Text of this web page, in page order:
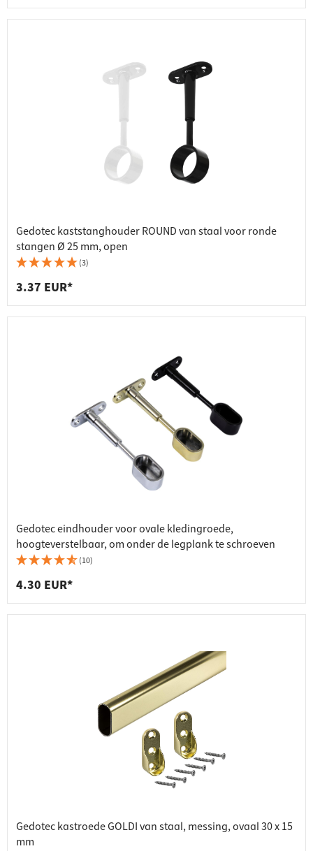
Gedotec kaststanghouder ROUND van staal voor ronde
stangen Ø 25 mm, open
(3)
3.37 EUR*
Gedotec eindhouder voor ovale kledingroede,
hoogteverstelbaar, om onder de legplank te schroeven
(10)
4.30 EUR*
Gedotec kastroede GOLDI van staal, messing, ovaal 30 x 15
mm